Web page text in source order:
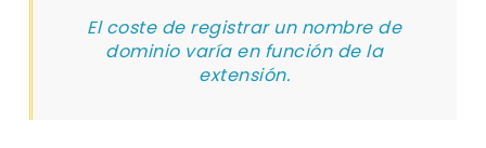
El coste de registrar un nombre de
dominio varía en función de la
extensión.